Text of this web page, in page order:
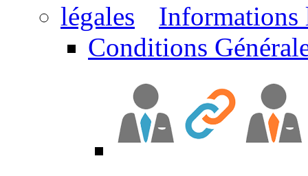
Informations
Conditions